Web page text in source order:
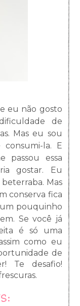
eu não gosto
de
Mas eu sou
la. E
passou essa
gostar. Eu
Mas
conserva fica
um pouquinho
Se você já
é só uma
como eu
de
Te desafio!